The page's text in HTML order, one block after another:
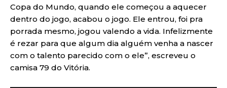
Copa do Mundo, quando ele começou a aquecer
dentro do jogo, acabou o jogo. Ele entrou, foi pra
porrada mesmo, jogou valendo a vida. Infelizmente
é rezar para que algum dia alguém venha a nascer
com o talento parecido com o ele”, escreveu o
camisa 79 do Vitória.